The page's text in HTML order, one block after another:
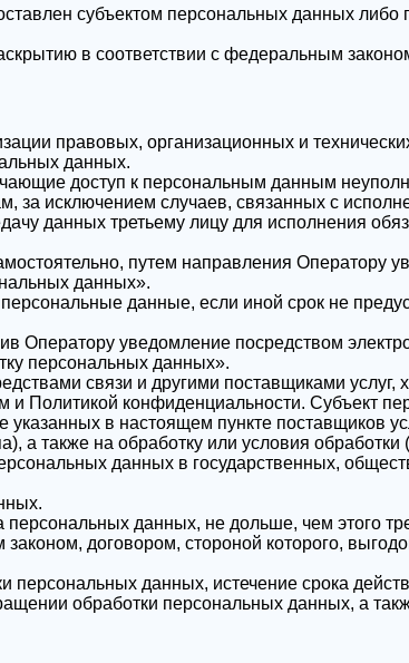
субъектом персональных данных либо
в соответствии с федеральным
правовых, организационных и
данных.
доступ к персональным данным
за исключением случаев, связанных с
данных третьему лицу для исполнения
путем направления Оператору
данных».
данные, если иной срок не
Оператору уведомление посредством
персональных данных».
связи и другими поставщиками услуг,
и Политикой конфиденциальности. Субъект
указанных в настоящем пункте поставщиков
а также на обработку или условия обработки
данных в государственных,
данных, не дольше, чем этого
договором, стороной которого,
данных, истечение срока
обработки персональных данных, а